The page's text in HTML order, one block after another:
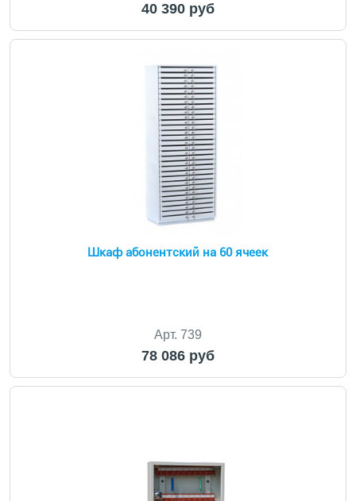
40 390 руб
Шкаф абонентский на 60 ячеек
Арт. 739
78 086 руб